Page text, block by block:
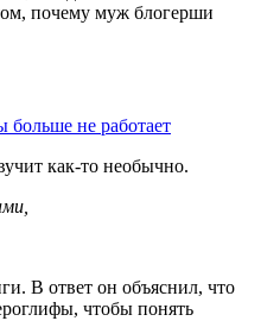
почему муж блогерши
больше не работает
как-то необычно.
В ответ он объяснил, что
чтобы понять